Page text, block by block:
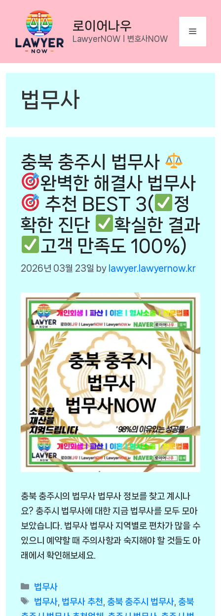
content
로이어나우
LawyerNOWㅣ변호사NOW
Menu
법무사
충북 충주시 법무사
완벽한 해결사 법무사
추천 BEST 3(
정
확한 진단
확실한 결과
고객 만족도 100%)
2026년 03월 23일 by lawyer.lawyernow.kr
충북 충주시의 법무사 법무사 정보를 찾고 계시나
요? 충주시 법무사에 대한 지금 법무사를 모두 모아
보았습니다. 법무사 법무사 지역별로 편차가 많을 수
있으니 예약할 때 주의사항과 숙지해야 할 것들도 아
래에서 확인해보세요.
Categories
법무사
Tags
법무사 법무사 추천 충북 충주시 법무사 충북